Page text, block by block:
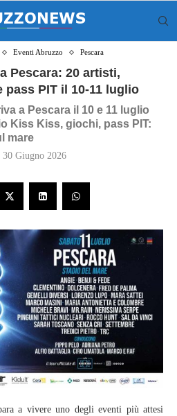
Eventi Abruzzo Pescara
Pescara: 20 artisti,
PIT il 10-11 luglio
a Pescara il 10 e 11 luglio
Kiss Kiss, giochi, pass PIT:
mare
30 Giugno 2026
a vivere uno degli eventi più attesi